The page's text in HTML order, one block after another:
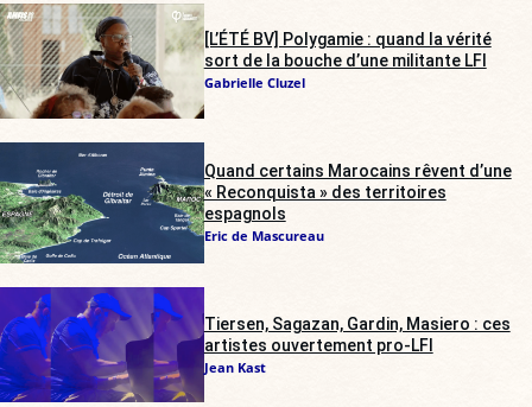
[L’ÉTÉ BV] Polygamie : quand la vérité
sort de la bouche d’une militante LFI
Gabrielle Cluzel
Quand certains Marocains rêvent d’une
« Reconquista » des territoires
espagnols
Eric de Mascureau
Tiersen, Sagazan, Gardin, Masiero : ces
artistes ouvertement pro-LFI
Jean Kast